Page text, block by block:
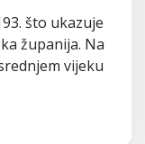
što ukazuje
županija. Na
vijeku